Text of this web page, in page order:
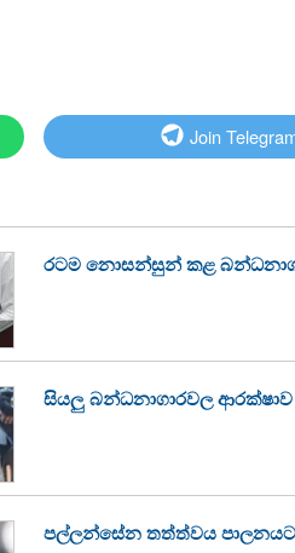
Join
රටම නොසන්සුන් කළ
සියලු බන්ධනාගාරවල ආරක්ෂාව
පල්ලන්සේන තත්ත්වය පාලනයට